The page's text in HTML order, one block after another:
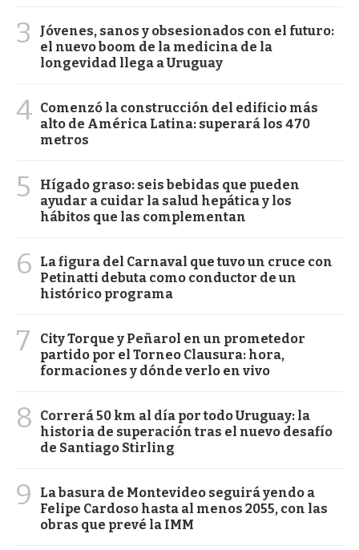
3
Jóvenes, sanos y obsesionados con el futuro:
el nuevo boom de la medicina de la
longevidad llega a Uruguay
4 Comenzó la construcción del edificio más
alto de América Latina: superará los 470
metros
5
Hígado graso: seis bebidas que pueden
ayudar a cuidar la salud hepática y los
hábitos que las complementan
6
La figura del Carnaval que tuvo un cruce con
Petinatti debuta como conductor de un
histórico programa
7
City Torque y Peñarol en un prometedor
partido por el Torneo Clausura: hora,
formaciones y dónde verlo en vivo
8
Correrá 50 km al día por todo Uruguay: la
historia de superación tras el nuevo desafío
de Santiago Stirling
9
La basura de Montevideo seguirá yendo a
Felipe Cardoso hasta al menos 2055, con las
obras que prevé la IMM